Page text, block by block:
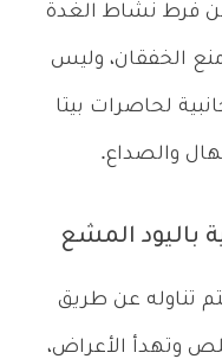
فرط نشاط الغدة
الخفقان، وليس
لحاصرات بيتا
والصداع.
باليود المشع
تناوله عن طريق
وتهدأ الأعراض،